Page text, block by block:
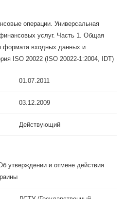
операции. Универсальная
услуг. Часть 1. Общая
формата входных данных и
ISO 20022 (ISO 20022-1:2004, IDT)
01.07.2011
03.12.2009
Действующий
утверждении и отмене действия